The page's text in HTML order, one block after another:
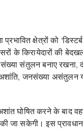
क्षेत्रों को
के किरायेदारों की
संतुलन बनाए
जनसंख्या असंतुलन
घोषित करने के बाद
जा सकेगी। इस